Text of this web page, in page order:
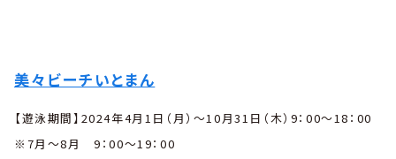
美々ビーチいとまん
【遊泳期間】2024年4月1日（月）〜10月31日（木）9：00〜18：00
※7月〜8月 9：00〜19：00